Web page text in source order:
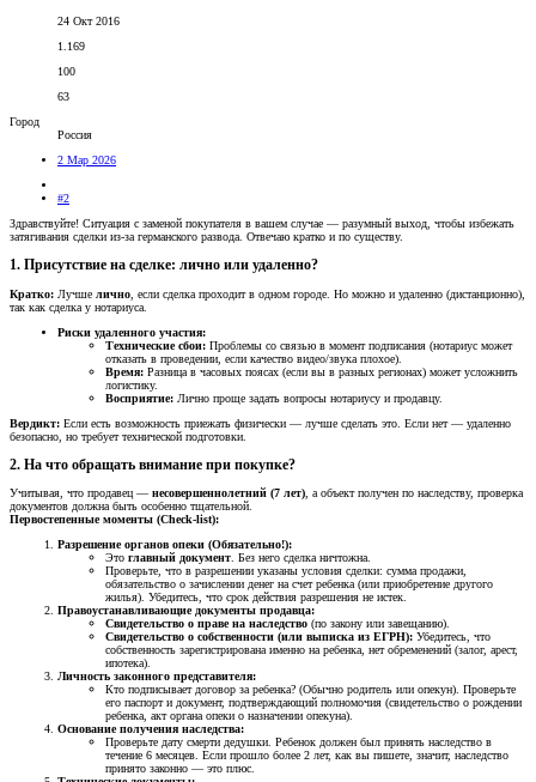
24 Окт 2016
1.169
100
63
Город
Россия
2 Мар 2026
#2
Здравствуйте! Ситуация с заменой покупателя в вашем случае — разумный выход, чтобы избежать
затягивания сделки из-за германского развода. Отвечаю кратко и по существу.
1. Присутствие на сделке: лично или удаленно?​
Кратко: Лучше лично , если сделка проходит в одном городе. Но можно и удаленно (дистанционно),
так как сделка у нотариуса.
Риски удаленного участия:
Технические сбои: Проблемы со связью в момент подписания (нотариус может
отказать в проведении, если качество видео/звука плохое).
Время: Разница в часовых поясах (если вы в разных регионах) может усложнить
логистику.
Восприятие: Лично проще задать вопросы нотариусу и продавцу.
Вердикт: Если есть возможность приежать физически — лучше сделать это. Если нет — удаленно
безопасно, но требует технической подготовки.
2. На что обращать внимание при покупке?​
Учитывая, что продавец — несовершеннолетний (7 лет), а объект получен по наследству, проверка
документов должна быть особенно тщательной.
Первостепенные моменты (Check-list):
Разрешение органов опеки (Обязательно!):
Это главный документ. Без него сделка ничтожна.
Проверьте, что в разрешении указаны условия сделки: сумма продажи,
обязательство о зачислении денег на счет ребенка (или приобретение другого
жилья). Убедитесь, что срок действия разрешения не истек.
Правоустанавливающие документы продавца:
Свидетельство о праве на наследство (по закону или завещанию).
Свидетельство о собственности (или выписка из ЕГРН): Убедитесь, что
собственность зарегистрирована именно на ребенка, нет обременений (залог, арест,
ипотека).
Личность законного представителя:
Кто подписывает договор за ребенка? (Обычно родитель или опекун). Проверьте
его паспорт и документ, подтверждающий полномочия (свидетельство о рождении
ребенка, акт органа опеки о назначении опекуна).
Основание получения наследства:
Проверьте дату смерти дедушки. Ребенок должен был принять наследство в
течение 6 месяцев. Если прошло более 2 лет, как вы пишете, значит, наследство
принято законно — это плюс.